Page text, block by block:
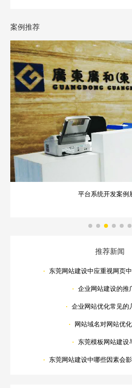
案例推荐
平台系统开发案例
推荐新闻
· 东莞网站建设中应重视网页
· 企业网站建设的推
· 企业网站优化常见的
· 网站域名对网站优
· 东莞模板网站建设
· 东莞网站建设中哪些因素会